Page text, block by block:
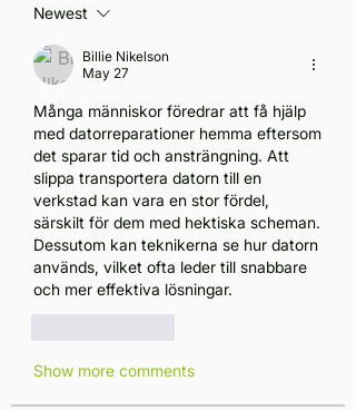
Newest
Billie Nikelson
May 27
Många människor föredrar att få hjälp
med datorreparationer hemma eftersom
det sparar tid och ansträngning. Att
slippa transportera datorn till en
verkstad kan vara en stor fördel,
särskilt för dem med hektiska scheman.
Dessutom kan teknikerna se hur datorn
används, vilket ofta leder till snabbare
och mer effektiva lösningar.
Show more comments